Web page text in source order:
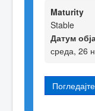
Maturity
Stable
Датум
среда, 26